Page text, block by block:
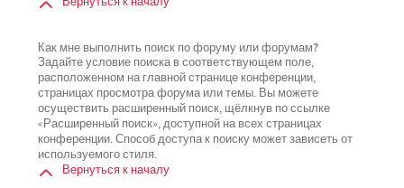
Как мне выполнить поиск по форуму или форумам?
Задайте условие поиска в соответствующем поле,
расположенном на главной странице конференции,
страницах просмотра форума или темы. Вы можете
осуществить расширенный поиск, щёлкнув по ссылке
«Расширенный поиск», доступной на всех страницах
конференции. Способ доступа к поиску может зависеть от
используемого стиля.
Вернуться к началу